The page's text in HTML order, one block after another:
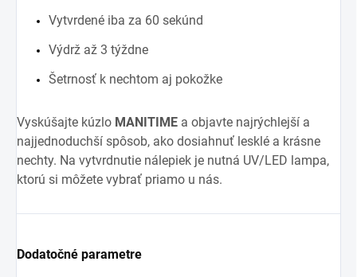
Vytvrdené iba za 60 sekúnd
Výdrž až 3 týždne
Šetrnosť k nechtom aj pokožke
Vyskúšajte kúzlo MANITIME a objavte najrýchlejší a
najjednoduchší spôsob, ako dosiahnuť lesklé a krásne
nechty. Na vytvrdnutie nálepiek je nutná UV/LED lampa,
ktorú si môžete vybrať priamo u nás.
Dodatočné parametre